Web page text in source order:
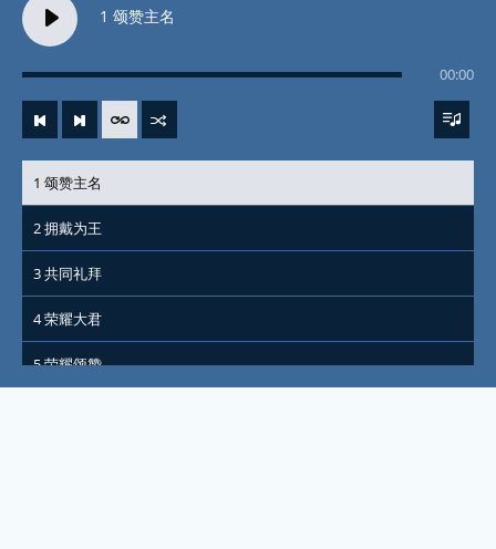
1 颂赞主名
00:00
1 颂赞主名
2 拥戴为王
3 共同礼拜
4 荣耀大君
5 荣耀颂赞